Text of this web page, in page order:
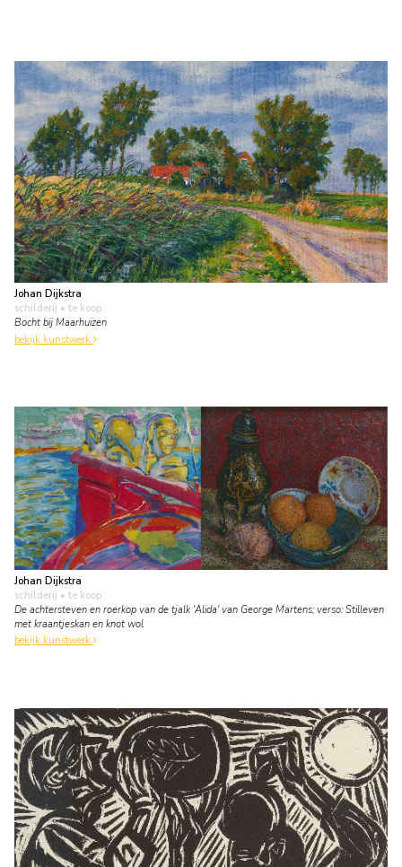
Johan Dijkstra
schilderij • te koop
Bocht bij Maarhuizen
bekijk kunstwerk
Johan Dijkstra
schilderij • te koop
De achtersteven en roerkop van de tjalk 'Alida' van George Martens; verso: Stilleven
met kraantjeskan en knot wol
bekijk kunstwerk